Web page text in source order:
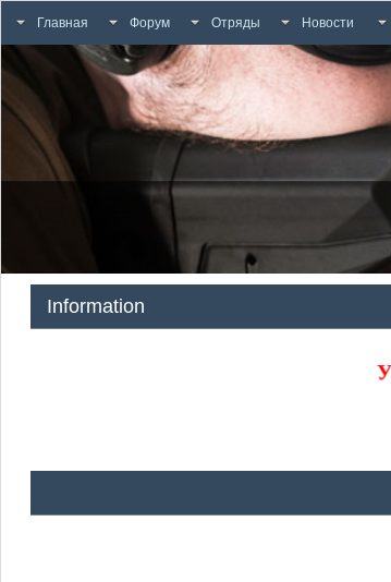
Главная Форум Отряды Новости
Information